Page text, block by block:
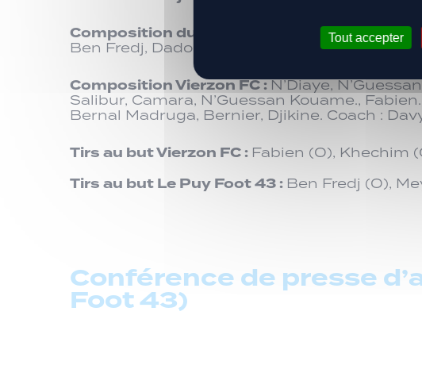
Composition du Puy Foot 43 :
Marillat (c),
Ben Fredj, Dadoune. Remplaçants : Millieras,
Composition Vierzon FC :N’Diaye,
Salibur, Camara, N’Guessan Kouame.,
Bernal Madruga, Bernier, Djikine. Coach :
Tirs au but Vierzon FC : Fabien (O), Khechim
Tirs au but Le Puy Foot 43 : Ben Fredj (O),
Conférence de presse
Foot 43)
Tout accepter